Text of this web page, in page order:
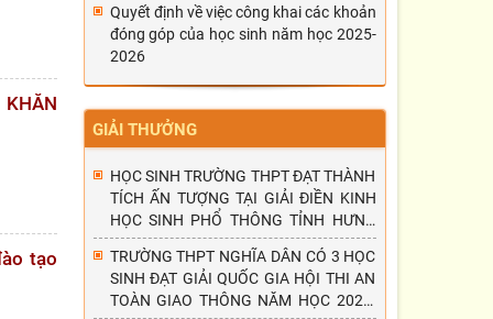
KHĂN
tạo
Quyết định về việc công khai các khoản
đóng góp của học sinh năm học 2025-
2026
GIẢI THƯỞNG
HỌC SINH TRƯỜNG THPT ĐẠT THÀNH
TÍCH ẤN TƯỢNG TẠI GIẢI ĐIỀN KINH
HỌC SINH PHỔ THÔNG TỈNH HƯNG
YÊN NĂM 2026
TRƯỜNG THPT NGHĨA DÂN CÓ 3 HỌC
SINH ĐẠT GIẢI QUỐC GIA HỘI THI AN
TOÀN GIAO THÔNG NĂM HỌC 2025-